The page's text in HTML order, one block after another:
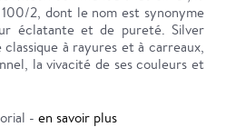
2, dont le nom est synonyme
éclatante et de pureté. Silver
classique à rayures et à carreaux,
la vivacité de ses couleurs et
- en savoir plus